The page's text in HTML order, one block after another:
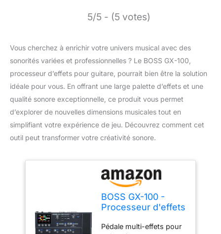
5/5 - (5 votes)
Vous cherchez à enrichir votre univers musical avec des
sonorités variées et professionnelles ? Le BOSS GX-100,
processeur d’effets pour guitare, pourrait bien être la solution
idéale pour vous. En offrant une large palette d’effets et une
qualité sonore exceptionnelle, ce produit vous permet
d’explorer de nouvelles dimensions musicales tout en
simplifiant votre expérience de jeu. Découvrez comment cet
outil peut transformer votre créativité sonore.
BOSS GX-100 -
Processeur d'effets
Pédale multi-effets pour